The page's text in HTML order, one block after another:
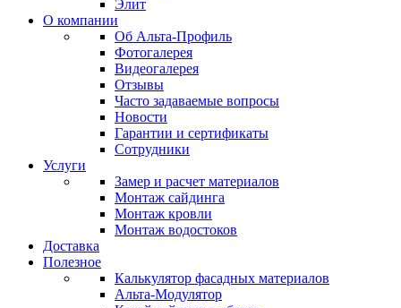
Элит
О компании
Об Альта-Профиль
Фотогалерея
Видеогалерея
Отзывы
Часто задаваемые вопросы
Новости
Гарантии и сертификаты
Сотрудники
Услуги
Замер и расчет материалов
Монтаж сайдинга
Монтаж кровли
Монтаж водостоков
Доставка
Полезное
Калькулятор фасадных материалов
Альта-Модулятор